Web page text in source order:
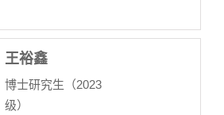
王裕鑫
博士研究生（2023
级）